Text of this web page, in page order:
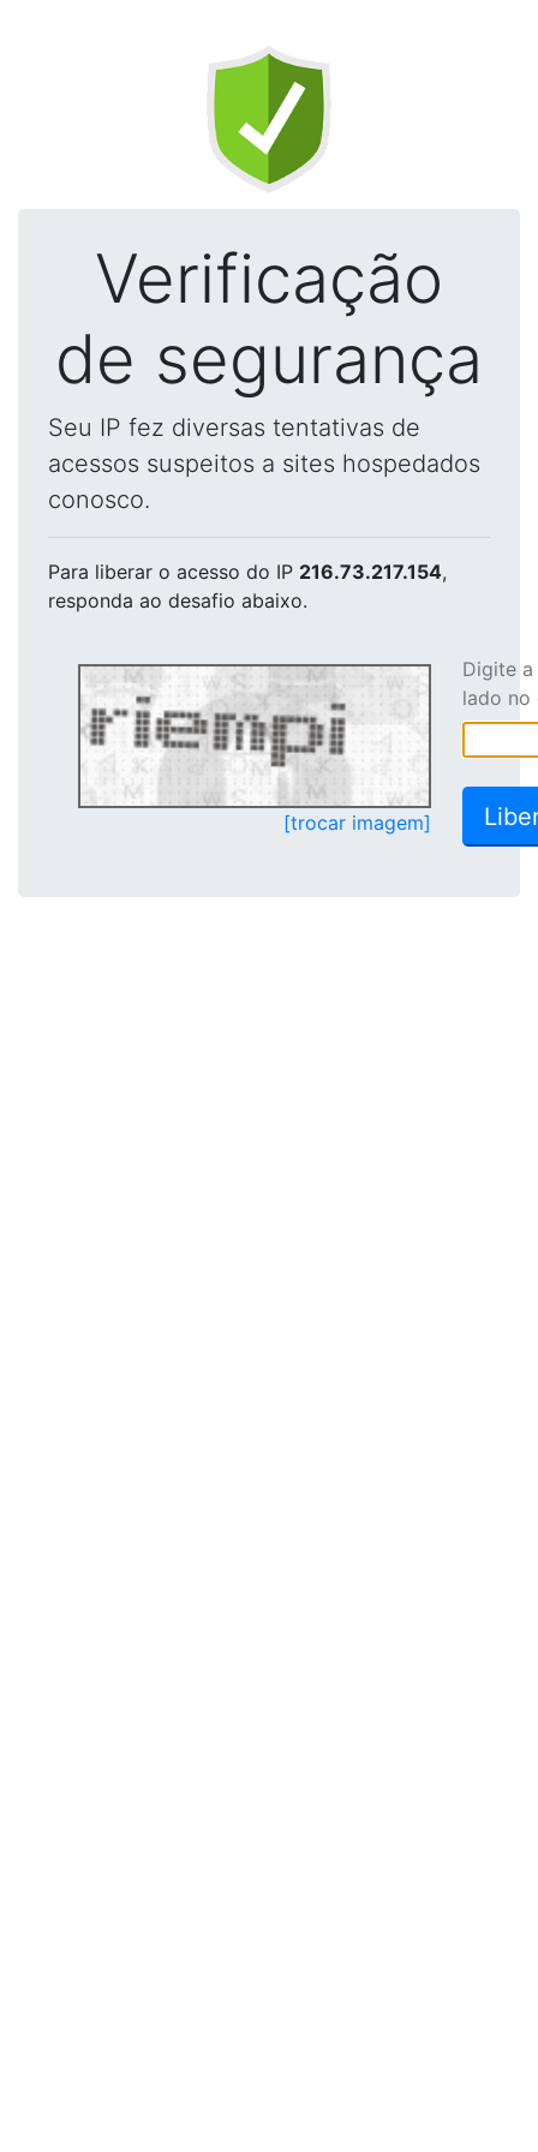
Verificação
de segurança
Seu IP fez diversas tentativas de
acessos suspeitos a sites hospedados
conosco.
Para liberar o acesso do IP 216.73.217.154,
responda ao desafio abaixo.
[trocar imagem]
Digite
lado no